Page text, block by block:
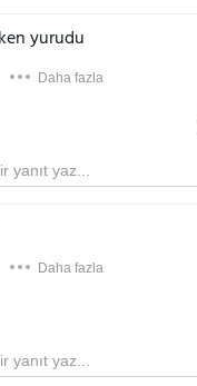
yurudu
Daha fazla
Daha fazla